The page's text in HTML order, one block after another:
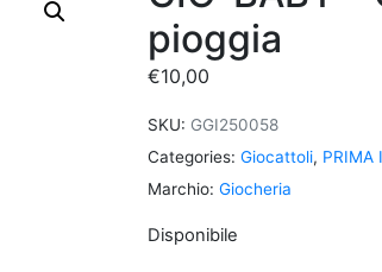
pioggia
€10,00
SKU: GGI250058
Categories: Giocattoli, PRIMA
Marchio: Giocheria
Disponibile